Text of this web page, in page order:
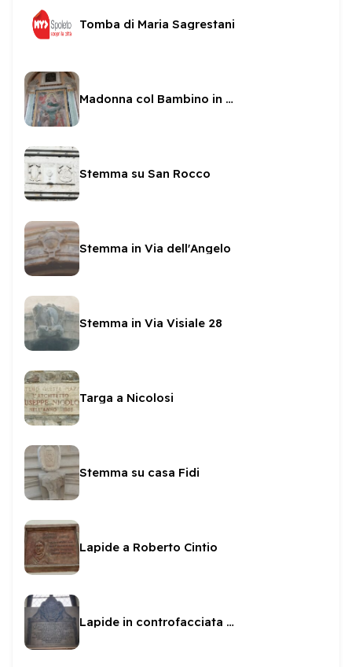
Tomba di Maria Sagrestani
Madonna col Bambino in gloria tra Santi in San Pietro
Stemma su San Rocco
Stemma in Via dell'Angelo
Stemma in Via Visiale 28
Targa a Nicolosi
Stemma su casa Fidi
Lapide a Roberto Cintio
Lapide in controfacciata in San Sabino